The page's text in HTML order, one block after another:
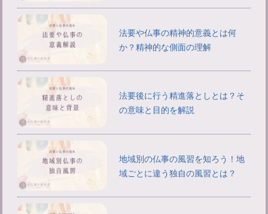
法要や仏事の精神的意義とは何
か？精神的な側面の理解
法要後に行う精進落としとは？そ
の意味と目的を解説
地域別の仏事の風習を知ろう！地
域ごとに違う独自の風習とは？